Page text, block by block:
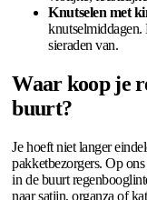
Knutselen met
sieraden van.
Waar koop je
buurt?
Je hoeft niet langer
pakketbezorgers. Op
in de buurt
naar satijn, organza of